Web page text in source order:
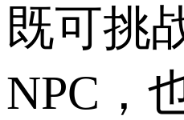
既可挑
NPC，